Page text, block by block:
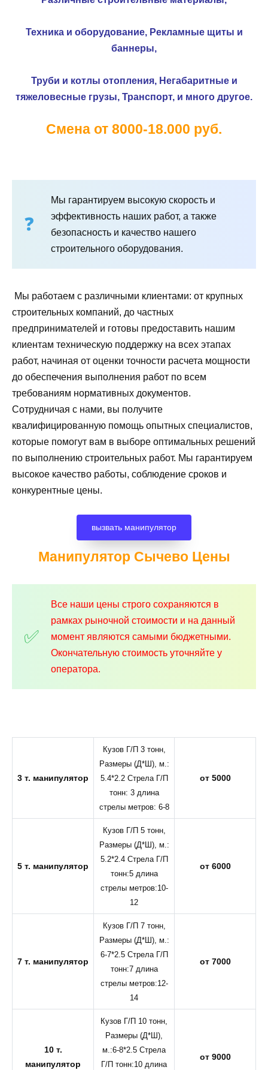
Техника и оборудование, Рекламные щиты и
баннеры,
Труби и котлы отопления, Негабаритные и
тяжеловесные грузы, Транспорт, и много другое.
Смена от 8000-18.000 руб.
Мы гарантируем высокую скорость и
эффективность наших работ, а также
безопасность и качество нашего
строительного оборудования.
Мы работаем с различными клиентами: от крупных
строительных компаний, до частных
предпринимателей и готовы предоставить нашим
клиентам техническую поддержку на всех этапах
работ, начиная от оценки точности расчета мощности
до обеспечения выполнения работ по всем
требованиям нормативных документов.
Сотрудничая с нами, вы получите
квалифицированную помощь опытных специалистов,
которые помогут вам в выборе оптимальных решений
по выполнению строительных работ. Мы гарантируем
высокое качество работы, соблюдение сроков и
конкурентные цены.
вызвать манипулятор
Манипулятор Сычево Цены
Все наши цены строго сохраняются в
рамках рыночной стоимости и на данный
момент являются самыми бюджетными.
Окончательную стоимость уточняйте у
оператора.
3 т. манипулятор
Кузов Г/П 3 тонн,
Размеры (Д*Ш), м.:
5.4*2.2 Стрела Г/П
тонн: 3 длина
стрелы метров: 6-8
от 5000
5 т. манипулятор
Кузов Г/П 5 тонн,
Размеры (Д*Ш), м.:
5.2*2.4 Стрела Г/П
тонн:5 длина
стрелы метров:10-
12
от 6000
7 т. манипулятор
Кузов Г/П 7 тонн,
Размеры (Д*Ш), м.:
6-7*2.5 Стрела Г/П
тонн:7 длина
стрелы метров:12-
14
от 7000
10 т.
манипулятор
Кузов Г/П 10 тонн,
Размеры (Д*Ш),
м.:6-8*2.5 Стрела
Г/П тонн:10 длина
от 9000